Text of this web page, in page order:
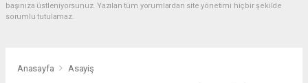
başınıza üstleniyorsunuz. Yazılan tüm yorumlardan site yönetimi hiçbir şekilde
sorumlu tutulamaz.
Anasayfa Asayiş